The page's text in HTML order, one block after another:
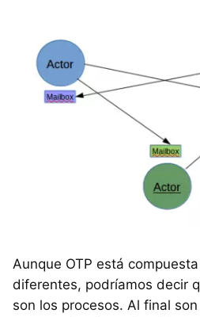
Aunque OTP está
diferentes, podríamos decir
son los procesos. Al final